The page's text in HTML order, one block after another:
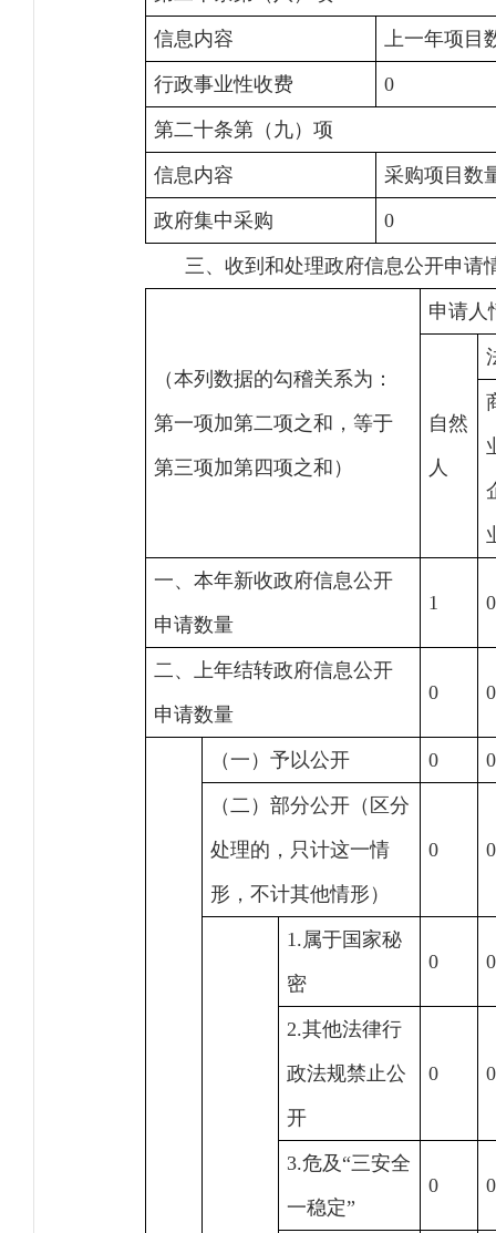
信息内容 上一年项目
行政事业性收费 0
第二十条第（九）项
信息内容 采购项目数
政府集中采购 0
三、收到和处理政府信息公开申请
（本列数据的勾稽关系为：
第一项加第二项之和，等于
第三项加第四项之和）
申请人
自然
人
一、本年新收政府信息公开
申请数量
1 0
二、上年结转政府信息公开
申请数量
0 0
（一）予以公开 0 0
（二）部分公开（区分
处理的，只计这一情
形，不计其他情形）
0 0
1.属于国家秘
密
0 0
2.其他法律行
政法规禁止公
开
0 0
3.危及“三安全
一稳定”
0 0